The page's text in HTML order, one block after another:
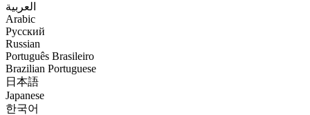
العربية
Arabic
Русский
Russian
Português Brasileiro
Brazilian Portuguese
日本語
Japanese
한국어